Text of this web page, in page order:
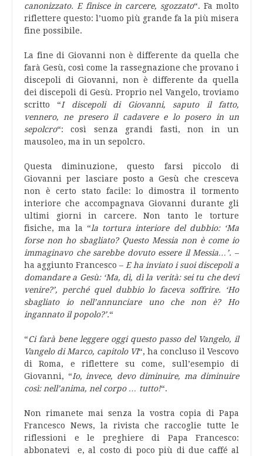
canonizzato. E finisce in carcere, sgozzato“. Fa molto
riflettere questo: l’uomo più grande fa la più misera
fine possibile.
La fine di Giovanni non è differente da quella che
farà Gesù, così come la rassegnazione che provano i
discepoli di Giovanni, non è differente da quella
dei discepoli di Gesù. Proprio nel Vangelo, troviamo
scritto “I discepoli di Giovanni, saputo il fatto,
vennero, ne presero il cadavere e lo posero in un
sepolcro“: così senza grandi fasti, non in un
mausoleo, ma in un sepolcro.
Questa diminuzione, questo farsi piccolo di
Giovanni per lasciare posto a Gesù che cresceva
non è certo stato facile: lo dimostra il tormento
interiore che accompagnava Giovanni durante gli
ultimi giorni in carcere. Non tanto le torture
fisiche, ma la “la tortura interiore del dubbio: ‘Ma
forse non ho sbagliato? Questo Messia non è come io
immaginavo che sarebbe dovuto essere il Messia…’. –
ha aggiunto Francesco – E ha inviato i suoi discepoli a
domandare a Gesù: ‘Ma, dì, dì la verità: sei tu che devi
venire?’, perché quel dubbio lo faceva soffrire. ‘Ho
sbagliato io nell’annunciare uno che non è? Ho
ingannato il popolo?’.“
“Ci farà bene leggere oggi questo passo del Vangelo, il
Vangelo di Marco, capitolo VI“, ha concluso il Vescovo
di Roma, e riflettere su come, sull’esempio di
Giovanni, “Io, invece, devo diminuire, ma diminuire
così: nell’anima, nel corpo … tutto!“.
Non rimanete mai senza la vostra copia di Papa
Francesco News, la rivista che raccoglie tutte le
riflessioni e le preghiere di Papa Francesco:
abbonatevi
e, al costo di poco più di due caffé al